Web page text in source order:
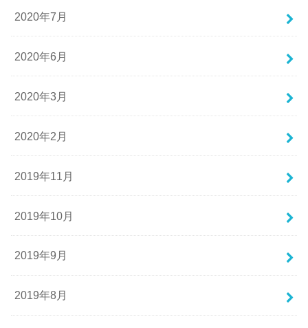
2020年7月
2020年6月
2020年3月
2020年2月
2019年11月
2019年10月
2019年9月
2019年8月